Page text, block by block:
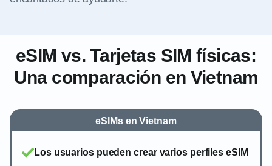
eSIM vs. Tarjetas SIM físicas:
Una comparación en Vietnam
eSIMs en Vietnam
Los usuarios pueden crear varios perfiles eSIM